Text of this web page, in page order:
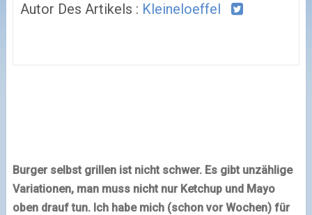
Autor Des Artikels : Kleineloeffel
Burger selbst grillen ist nicht schwer. Es gibt unzählige
Variationen, man muss nicht nur Ketchup und Mayo
oben drauf tun. Ich habe mich (schon vor Wochen) für